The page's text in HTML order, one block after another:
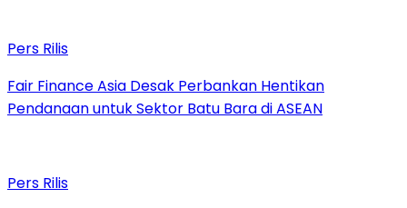
Pers Rilis
Fair Finance Asia Desak Perbankan Hentikan
Pendanaan untuk Sektor Batu Bara di ASEAN
Pers Rilis